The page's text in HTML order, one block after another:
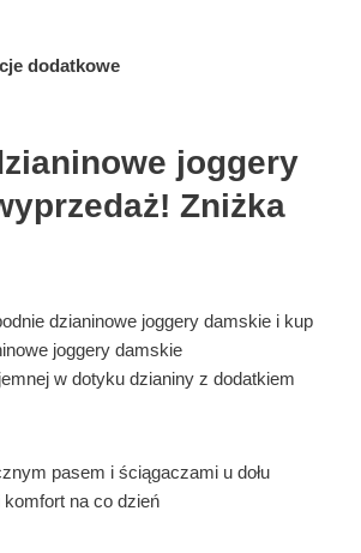
dodatkowe
joggery
Zniżka
dzianinowe joggery damskie i kup
joggery damskie
w dotyku dzianiny z dodatkiem
pasem i ściągaczami u dołu
na co dzień